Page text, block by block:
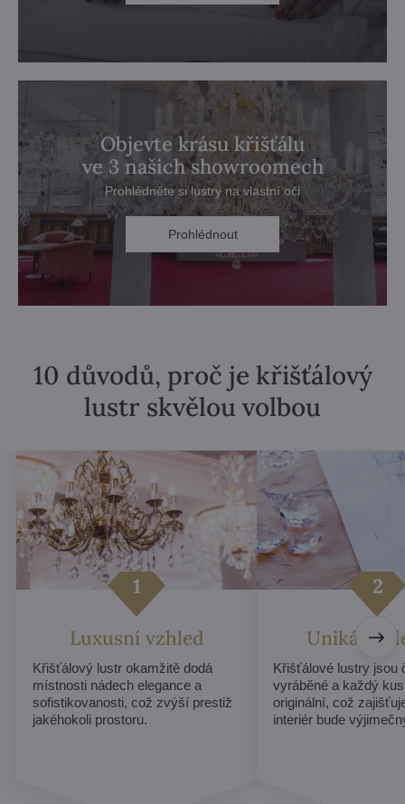
Objevte krásu křišťálu
ve 3 našich showroomech
Prohlédněte si lustry na vlastní oči
Prohlédnout
10 důvodů, proč je křišťálový
lustr skvělou volbou
Luxusní vzhled
Křišťálový lustr okamžitě dodá
místnosti nádech elegance a
sofistikovanosti, což zvýší prestiž
jakéhokoli prostoru.
Unikátní
Křišťálové lustry jsou
vyráběné a každý
originální, což
interiér bude